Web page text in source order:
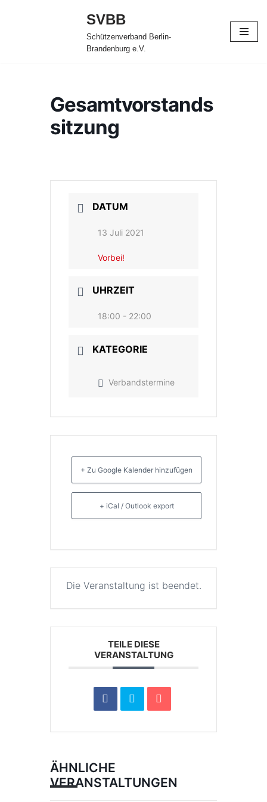
SVBB
Schützenverband Berlin-
Brandenburg e.V.
Gesamtvorstands
sitzung
DATUM
13 Juli 2021
Vorbei!
UHRZEIT
18:00 - 22:00
KATEGORIE
Verbandstermine
+ Zu Google Kalender hinzufügen
+ iCal / Outlook export
Die Veranstaltung ist beendet.
TEILE DIESE
VERANSTALTUNG
ÄHNLICHE
VERANSTALTUNGEN